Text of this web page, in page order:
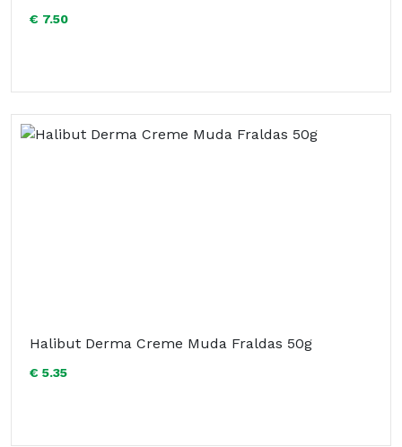
€ 7.50
Halibut Derma Creme Muda Fraldas 50g
€ 5.35